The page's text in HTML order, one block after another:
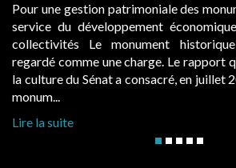
au
des
été
de
gestion des
Evocatrices des bains de
également un beau sujet
public, elles donnent lieu
d’occupation. Saisies par